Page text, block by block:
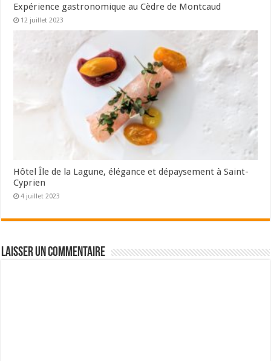
Expérience gastronomique au Cèdre de Montcaud
12 juillet 2023
Hôtel Île de la Lagune, élégance et dépaysement à Saint-
Cyprien
4 juillet 2023
Laisser un commentaire